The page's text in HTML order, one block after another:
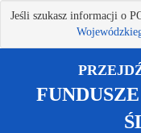
Jeśli szukasz informacji o